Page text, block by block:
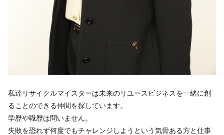
私達リサイクルマイスターは未来のリユースビジネスを一緒に創
ることのできる仲間を探しています。
学歴や職歴は問いません。
失敗を恐れず何度でもチャレンジしようという気骨ある方と仕事